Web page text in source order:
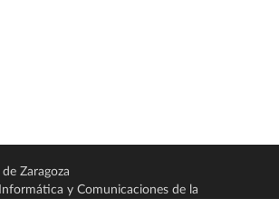
Zaragoza
y Comunicaciones de la